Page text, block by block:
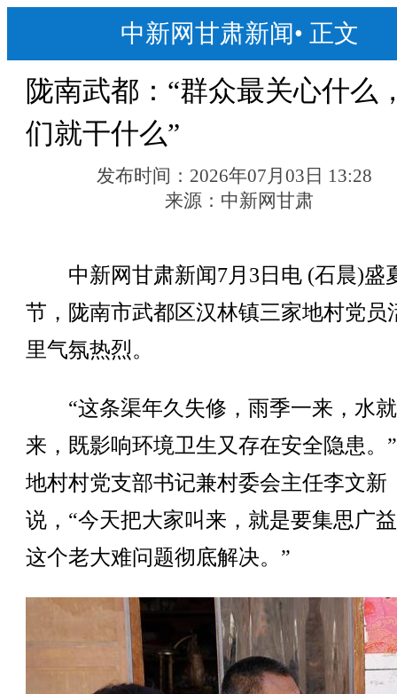
中新网甘肃新闻• 正文
陇南武都：“群众最关心什么
们就干什么”
发布时间： 2026年07月03日 13:28
来源： 中新网甘肃
中新网甘肃新闻7月3日电 (石晨)盛
节，陇南市武都区汉林镇三家地村党员
里气氛热烈。
“这条渠年久失修，雨季一来，水
来，既影响环境卫生又存在安全隐患。
地村村党支部书记兼村委会主任李文新
说，“今天把大家叫来，就是要集思广
这个老大难问题彻底解决。”